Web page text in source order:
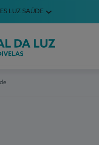
LUZ SAÚDE
de Odivelas